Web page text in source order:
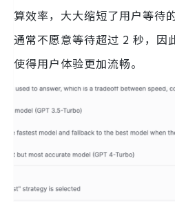
算效率，大大缩短了用户等待
通常不愿意等待超过 2 秒，因
使得用户体验更加流畅。